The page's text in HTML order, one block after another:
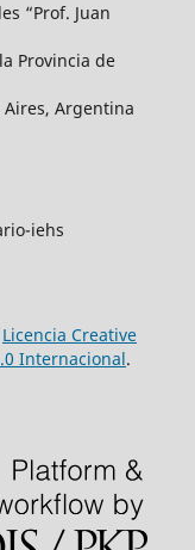
“Prof. Juan
Provincia de
Aires, Argentina
iehs
Licencia Creative
Internacional.